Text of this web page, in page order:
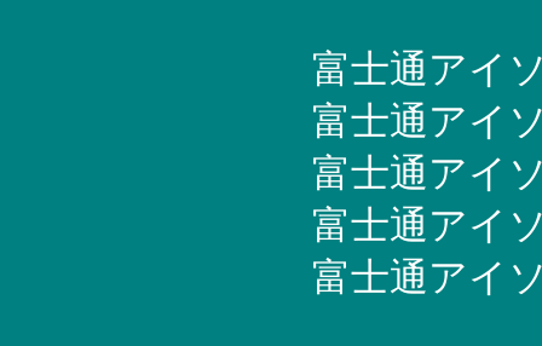
富士通アイ
富士通アイ
富士通アイ
富士通アイ
富士通アイ